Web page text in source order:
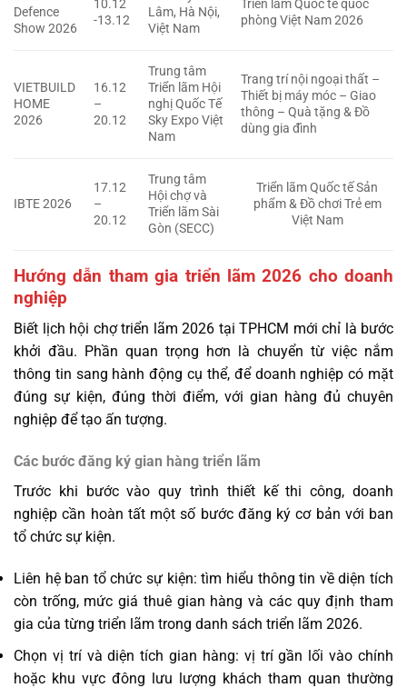
Defence
Show 2026
10.12
-13.12
Lâm, Hà Nội,
Việt Nam
Triển lãm Quốc tế quốc
phòng Việt Nam 2026
VIETBUILD
HOME
2026
16.12
–
20.12
Trung tâm
Triển lãm Hội
nghị Quốc Tế
Sky Expo Việt
Nam
Trang trí nội ngoại thất –
Thiết bị máy móc – Giao
thông – Quà tặng & Đồ
dùng gia đình
IBTE 2026
17.12
–
20.12
Trung tâm
Hội chợ và
Triển lãm Sài
Gòn (SECC)
Triển lãm Quốc tế Sản
phẩm & Đồ chơi Trẻ em
Việt Nam
Hướng dẫn tham gia triển lãm 2026 cho doanh
nghiệp
Biết lịch hội chợ triển lãm 2026 tại TPHCM mới chỉ là bước
khởi đầu. Phần quan trọng hơn là chuyển từ việc nắm
thông tin sang hành động cụ thể, để doanh nghiệp có mặt
đúng sự kiện, đúng thời điểm, với gian hàng đủ chuyên
nghiệp để tạo ấn tượng.
Các bước đăng ký gian hàng triển lãm
Trước khi bước vào quy trình thiết kế thi công, doanh
nghiệp cần hoàn tất một số bước đăng ký cơ bản với ban
tổ chức sự kiện.
Liên hệ ban tổ chức sự kiện: tìm hiểu thông tin về diện tích
còn trống, mức giá thuê gian hàng và các quy định tham
gia của từng triển lãm trong danh sách triển lãm 2026.
Chọn vị trí và diện tích gian hàng: vị trí gần lối vào chính
hoặc khu vực đông lưu lượng khách tham quan thường